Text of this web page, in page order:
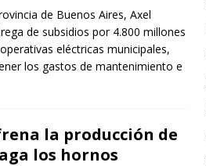
de Buenos Aires, Axel
de subsidios por 4.800 millones
eléctricas municipales,
los gastos de mantenimiento e
la producción de
los hornos